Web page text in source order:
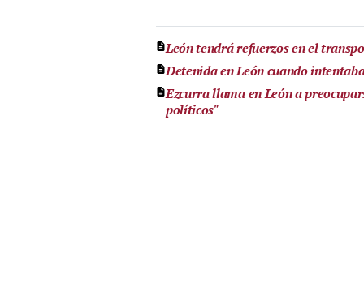
León tendrá refuerzos en el
Detenida en León cuando
Ezcurra llama en León a
políticos"